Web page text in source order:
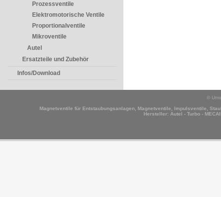
Prozessventile
Elektromotorische Ventile
Proportionalventile
Mikroventile
Autel
Ersatzteile und Zubehör
Infos/Download
©
Magnetventile für Entstaubungsanlagen, Magnetventile, Impulsventile,
Hersteller: Autel - Turbo -